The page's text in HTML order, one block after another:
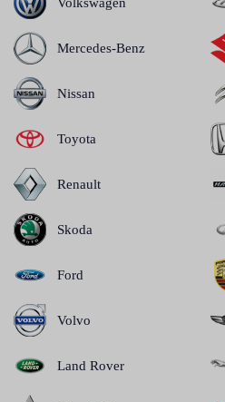
Mercedes-Benz
Nissan
Toyota
Renault
Skoda
Ford
Volvo
Land Rover